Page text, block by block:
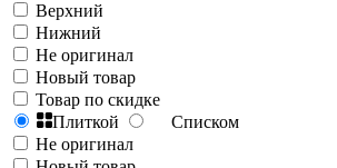
Верхний
Нижний
Не оригинал
Новый товар
Товар по скидке
Плиткой
Списком
Не оригинал